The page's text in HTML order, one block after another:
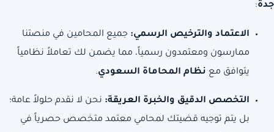
جدة:
الاعتماد والترخيص الرسمي: جميع المحامين في منصتنا
ممارسون ومعتمدون رسمياً، مما يضمن لك تعاملاً نظامياً
يتوافق مع نظام المحاماة السعودي.
التخصص الدقيق والخبرة العريقة: نحن لا نقدم حلولاً عامة؛
بل يتم توجيه قضيتك لمحامي معتمد متخصص حصرياً في